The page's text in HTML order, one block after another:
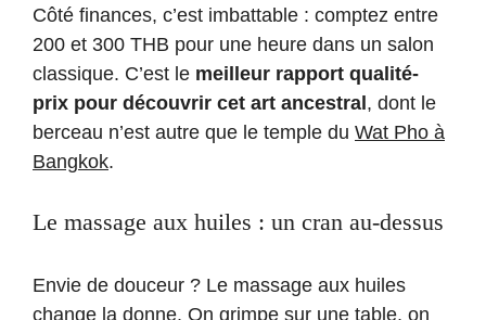
Côté finances, c’est imbattable : comptez entre
200 et 300 THB pour une heure dans un salon
classique. C’est le meilleur rapport qualité-
prix pour découvrir cet art ancestral, dont le
berceau n’est autre que le temple du Wat Pho à
Bangkok.
Le massage aux huiles : un cran au-dessus
Envie de douceur ? Le massage aux huiles
change la donne. On grimpe sur une table, on